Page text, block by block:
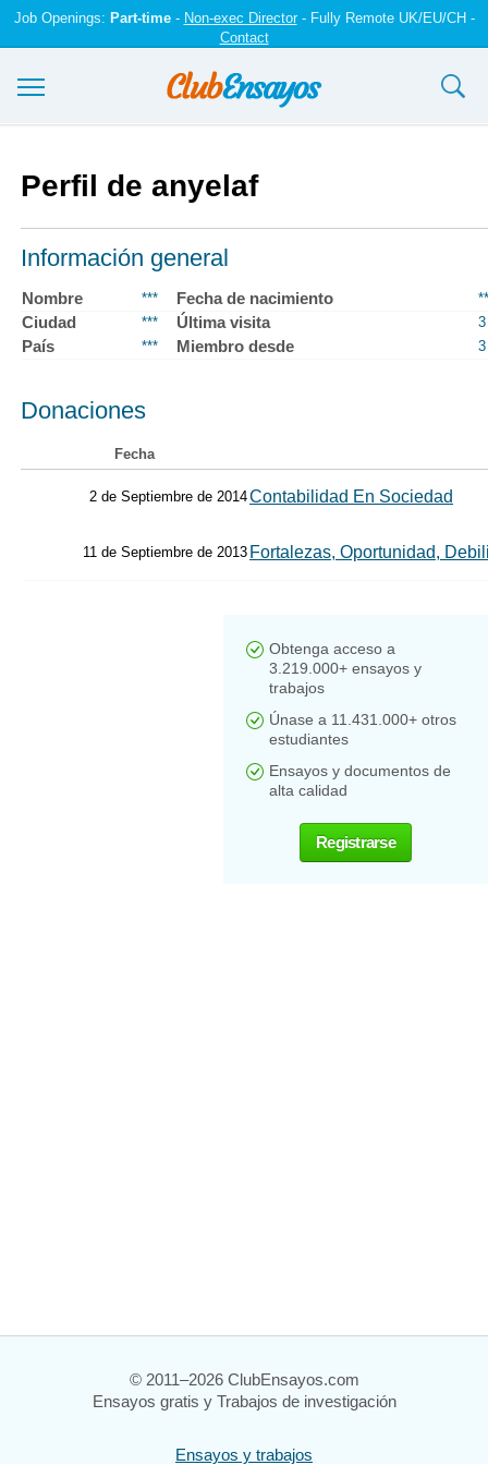
Job Openings: Part-time- Non-exec Director- Fully Remote UK/EU/CH -
Contact
Registrarse
Iniciar sesión
Contáctenos
Perfil de anyelaf
Información general
Nombre *** Fecha de nacimiento
Ciudad *** Última visita
País *** Miembro desde
Donaciones
Fecha
2 de Septiembre de 2014Contabilidad En Sociedad
11 de Septiembre de 2013 Fortalezas, Oportunidad,
Obtenga acceso a
3.219.000+ ensayos y
trabajos
Únase a 11.431.000+ otros
estudiantes
Ensayos y documentos de
alta calidad
Registrarse
© 2011–2026 ClubEnsayos.com
Ensayos gratis y Trabajos de investigación
Ensayos y trabajos